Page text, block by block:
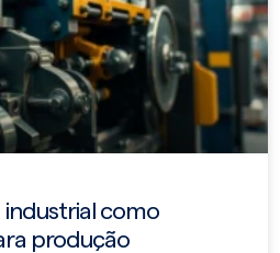
industrial como
produção